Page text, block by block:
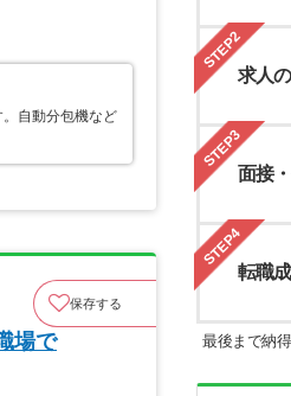
自動分包機など
保存する
場で
STEP2
求人
STEP3
面接
STEP4
転職
最後まで納